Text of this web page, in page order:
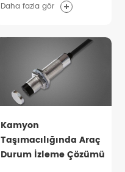
Daha fazla gör
Kamyon
Taşımacılığında Araç
Durum İzleme Çözümü